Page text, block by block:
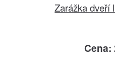
Zarážka dveří
Cena: